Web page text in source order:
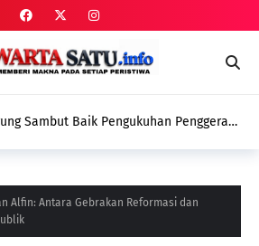
Dugaan Penyimpangan Menutupi
Alfin: Antara Gebrakan Reformasi dan